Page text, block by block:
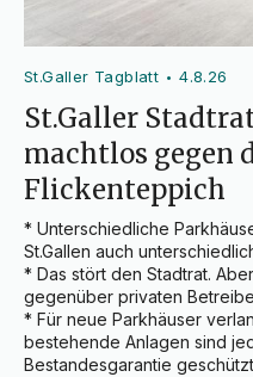
St.Galler Tagblatt •4.8.26
St.Galler
machtlos gegen
Flickenteppich
* Unterschiedliche
St.Gallen auch
* Das stört den Stadtrat.
gegenüber privaten
* Für neue Parkhäuser
bestehende Anlagen sind
Bestandesgarantie